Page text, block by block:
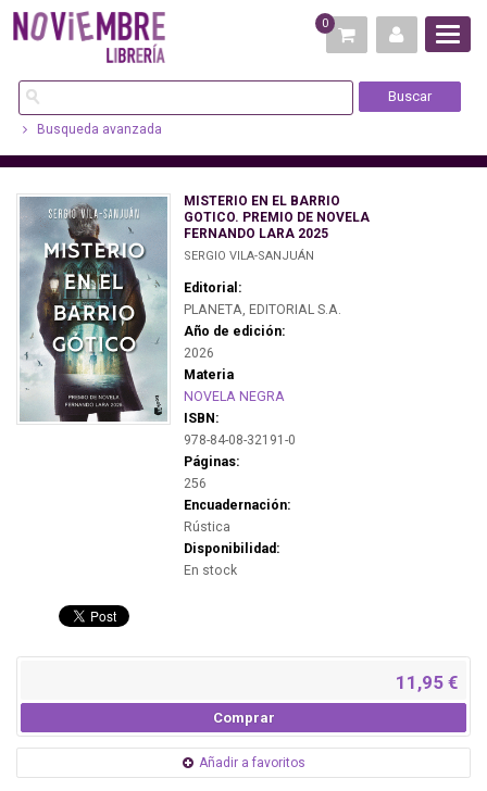
0
Busqueda avanzada
MISTERIO EN EL BARRIO
GOTICO. PREMIO DE NOVELA
FERNANDO LARA 2025
SERGIO VILA-SANJUÁN
Editorial:
PLANETA, EDITORIAL S.A.
Año de edición:
2026
Materia
NOVELA NEGRA
ISBN:
978-84-08-32191-0
Páginas:
256
Encuadernación:
Rústica
Disponibilidad:
En stock
11,95 €
Comprar
Añadir a favoritos